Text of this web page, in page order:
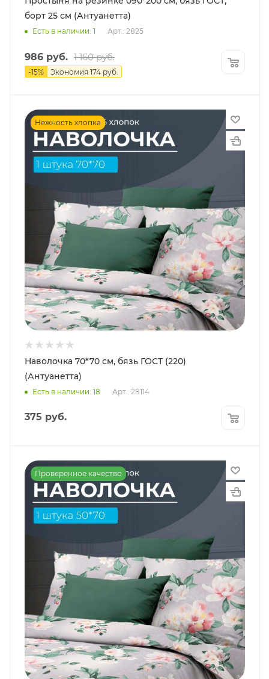
борт 25 см (Антуанетта)
Есть в наличии: 1 Арт.: 2825
986 руб. 1 160руб.
-15% Экономия 174 руб.
Нежность хлопка
Наволочка 70*70 см, бязь ГОСТ (220)
(Антуанетта)
Есть в наличии: 18 Арт.: 28114
375 руб.
Проверенное качество